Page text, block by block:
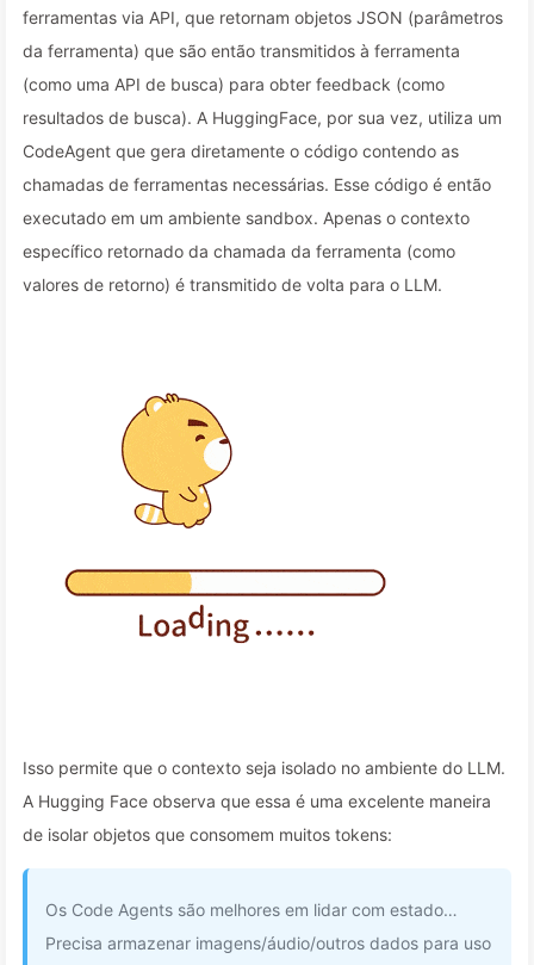
ferramentas via API, que retornam objetos JSON (parâmetros
da ferramenta) que são então transmitidos à ferramenta
(como uma API de busca) para obter feedback (como
resultados de busca). A HuggingFace, por sua vez, utiliza um
CodeAgent que gera diretamente o código contendo as
chamadas de ferramentas necessárias. Esse código é então
executado em um ambiente sandbox. Apenas o contexto
específico retornado da chamada da ferramenta (como
valores de retorno) é transmitido de volta para o LLM.
Isso permite que o contexto seja isolado no ambiente do LLM.
A Hugging Face observa que essa é uma excelente maneira
de isolar objetos que consomem muitos tokens:
Os Code Agents são melhores em lidar com estado…
Precisa armazenar imagens/áudio/outros dados para uso